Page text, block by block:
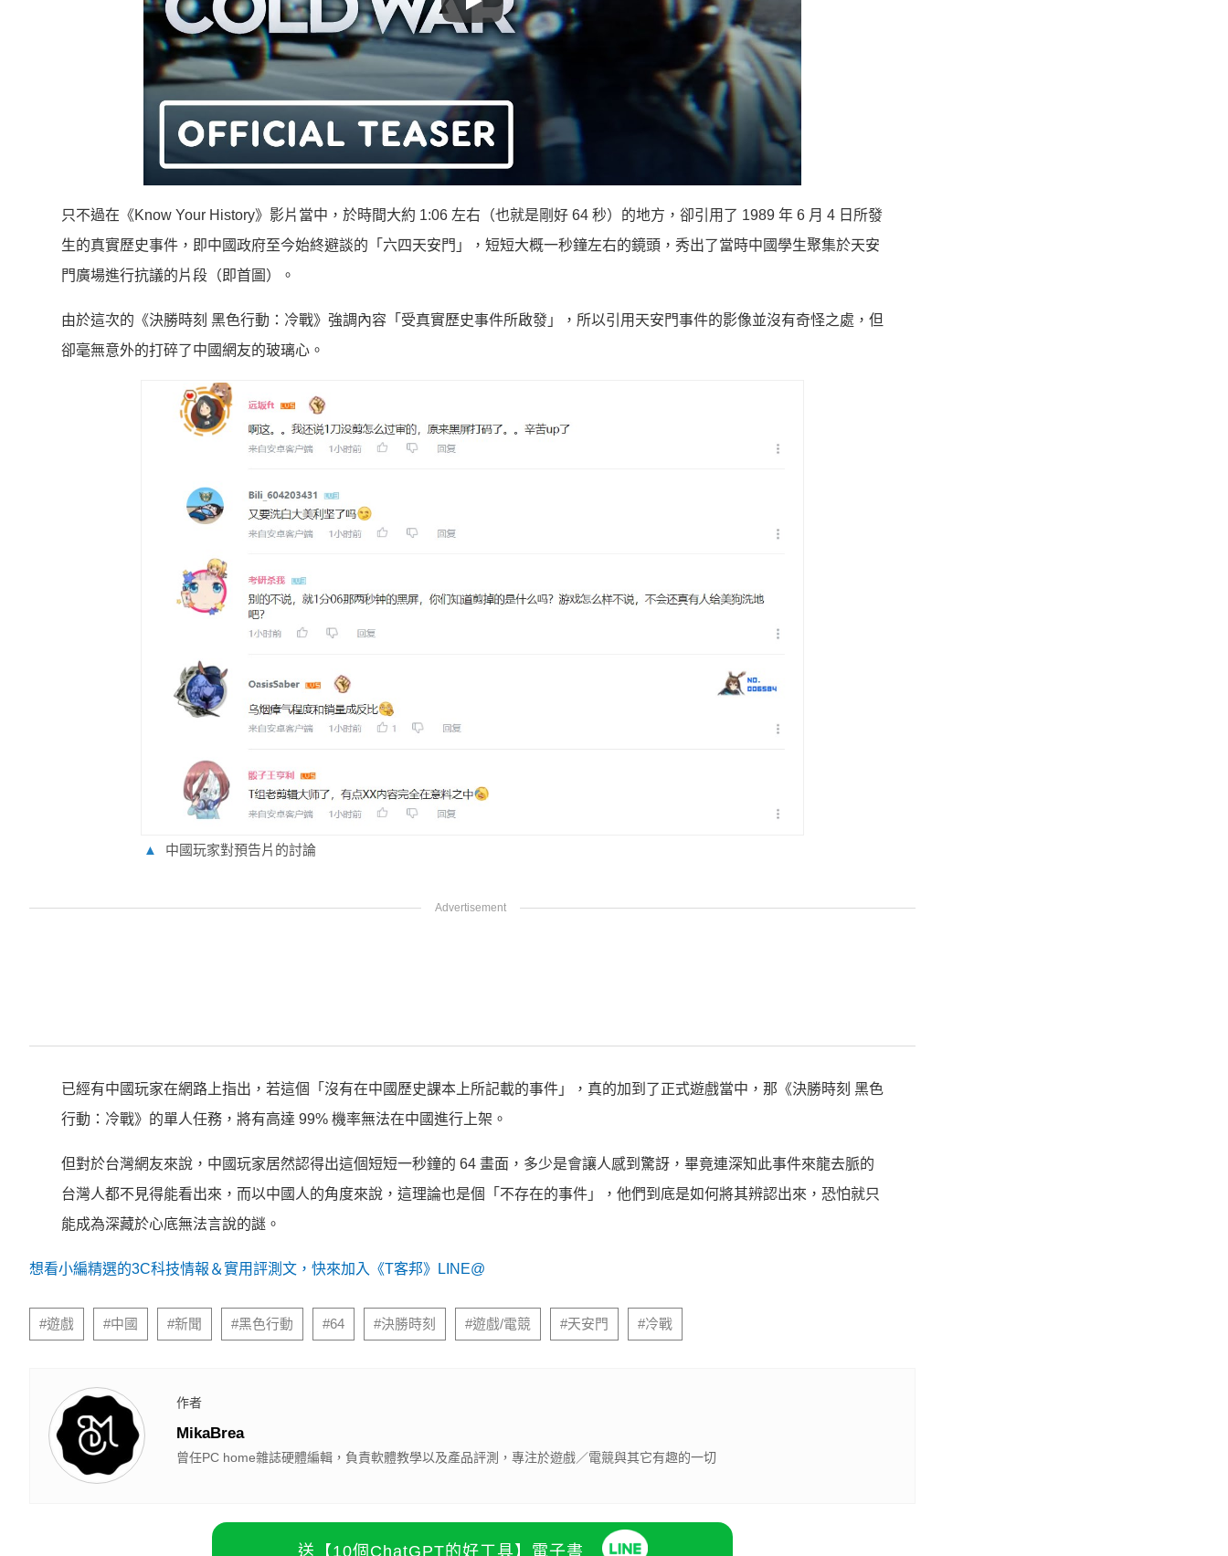
Play
只不過在《Know Your History》影片當中，於時間大約 1:06 左右（也就是剛好 64 秒）的地方，卻引用了 1989 年 6 月 4 日所發
生的真實歷史事件，即中國政府至今始終避談的「六四天安門」，短短大概一秒鐘左右的鏡頭，秀出了當時中國學生聚集於天安
門廣場進行抗議的片段（即首圖）。
由於這次的《決勝時刻 黑色行動：冷戰》強調內容「受真實歷史事件所啟發」，所以引用天安門事件的影像並沒有奇怪之處，但
卻毫無意外的打碎了中國網友的玻璃心。
▲ 中國玩家對預告片的討論
已經有中國玩家在網路上指出，若這個「沒有在中國歷史課本上所記載的事件」，真的加到了正式遊戲當中，那《決勝時刻 黑色
行動：冷戰》的單人任務，將有高達 99% 機率無法在中國進行上架。
但對於台灣網友來說，中國玩家居然認得出這個短短一秒鐘的 64 畫面，多少是會讓人感到驚訝，畢竟連深知此事件來龍去脈的
台灣人都不見得能看出來，而以中國人的角度來說，這理論也是個「不存在的事件」，他們到底是如何將其辨認出來，恐怕就只
能成為深藏於心底無法言說的謎。
想看小編精選的3C科技情報＆實用評測文，快來加入《T客邦》LINE@
#遊戲 #中國 #新聞 #黑色行動 #64 #決勝時刻 #遊戲/電競 #天安門 #冷戰
作者
MikaBrea
曾任PC home雜誌硬體編輯，負責軟體教學以及產品評測，專注於遊戲／電競與其它有趣的一切
送【10個ChatGPT的好工具】電子書